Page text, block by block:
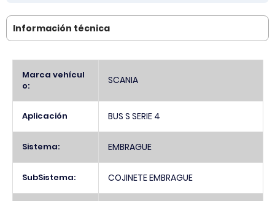
Información técnica
Información
Marca vehícul
o:
SCANIA
Aplicación BUS S SERIE 4
Sistema: EMBRAGUE
SubSistema: COJINETE EMBRAGUE